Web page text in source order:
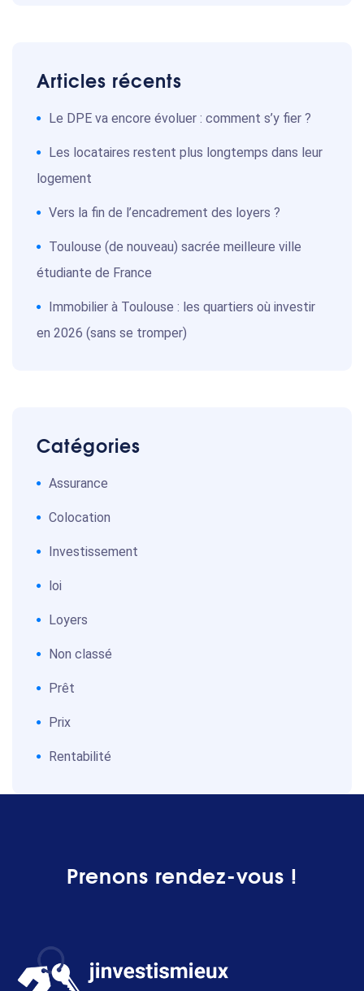
Articles récents
Le DPE va encore évoluer : comment s’y fier ?
Les locataires restent plus longtemps dans leur
logement
Vers la fin de l’encadrement des loyers ?
Toulouse (de nouveau) sacrée meilleure ville
étudiante de France
Immobilier à Toulouse : les quartiers où investir
en 2026 (sans se tromper)
Catégories
Assurance
Colocation
Investissement
loi
Loyers
Non classé
Prêt
Prix
Rentabilité
Prenons rendez-vous !